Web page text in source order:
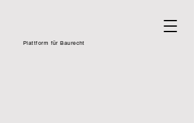
Plattform für Baurecht